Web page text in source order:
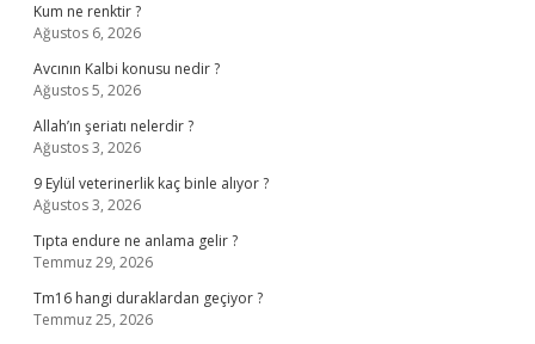
Kum ne renktir ?
Ağustos 6, 2026
Avcının Kalbi konusu nedir ?
Ağustos 5, 2026
Allah’ın şeriatı nelerdir ?
Ağustos 3, 2026
9 Eylül veterinerlik kaç binle alıyor ?
Ağustos 3, 2026
Tıpta endure ne anlama gelir ?
Temmuz 29, 2026
Tm16 hangi duraklardan geçiyor ?
Temmuz 25, 2026